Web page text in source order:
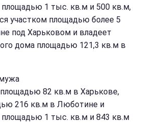
1 тыс. кв.м и 500 кв.м,
участком площадью более 5
под Харьковом и владеет
дома площадью 121,3 кв.м в
82 кв.м в Харькове,
216 кв.м в Люботине и
площадью 1 тыс. кв.м и 843 кв.м